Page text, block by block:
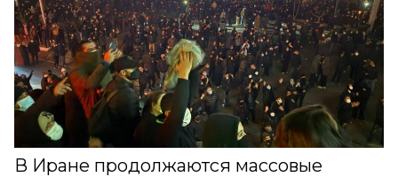
В Иране продолжаются массовые